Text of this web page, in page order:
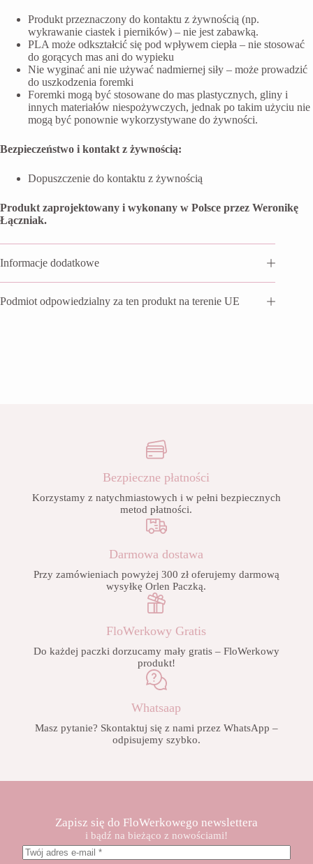
Produkt przeznaczony do kontaktu z żywnością (np.
wykrawanie ciastek i pierników) – nie jest zabawką.
PLA może odkształcić się pod wpływem ciepła – nie stosować
do gorących mas ani do wypieku
Nie wyginać ani nie używać nadmiernej siły – może prowadzić
do uszkodzenia foremki
Foremki mogą być stosowane do mas plastycznych, gliny i
innych materiałów niespożywczych, jednak po takim użyciu nie
mogą być ponownie wykorzystywane do żywności.
Bezpieczeństwo i kontakt z żywnością:
Dopuszczenie do kontaktu z żywnością
Produkt zaprojektowany i wykonany w Polsce przez Weronikę
Łączniak.
Informacje dodatkowe
Podmiot odpowiedzialny za ten produkt na terenie UE
Bezpieczne płatności
Korzystamy z natychmiastowych i w pełni bezpiecznych
metod płatności.
Darmowa dostawa
Przy zamówieniach powyżej 300 zł oferujemy darmową
wysyłkę Orlen Paczką.
FloWerkowy Gratis
Do każdej paczki dorzucamy mały gratis – FloWerkowy
produkt!
Whatsaap
Masz pytanie? Skontaktuj się z nami przez WhatsApp –
odpisujemy szybko.
Zapisz się do FloWerkowego newslettera
i bądź na bieżąco z nowościami!